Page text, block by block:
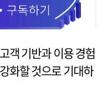
객 기반과 이용 경험
화할 것으로 기대하